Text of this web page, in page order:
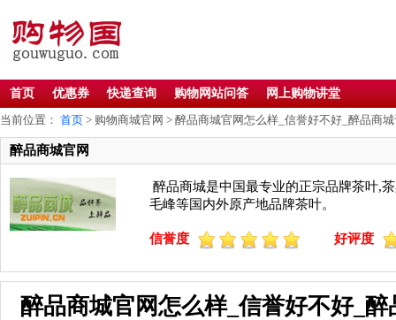
首页 优惠券 快递查询 购物网站问答
网上购物讲堂
当前位置： 首页 > 购物商城官网 > 醉品商城官网怎么样_信誉好不好_醉品商
醉品商城官网
醉品商城是中国最专业的正宗品牌茶叶,
毛峰等国内外原产地品牌茶叶。
信誉度 好评度
醉品商城官网怎么样_信誉好不好_